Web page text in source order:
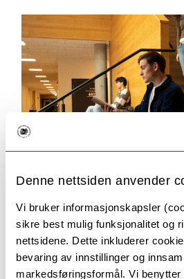
Denne nettsiden anvender
Vi bruker informasjonskapsler
sikre best mulig funksjonalitet og
nettsidene. Dette inkluderer
bevaring av innstillinger og
markedsføringsformål. Vi
Søking og opptak
Her finner du svar på alt du
søknadsprosessen. For